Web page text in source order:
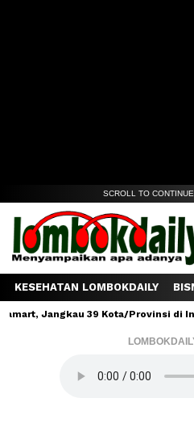
SCROLL TO
KESEHATAN LOMBOKDAILY
39 Kota/Provinsi di